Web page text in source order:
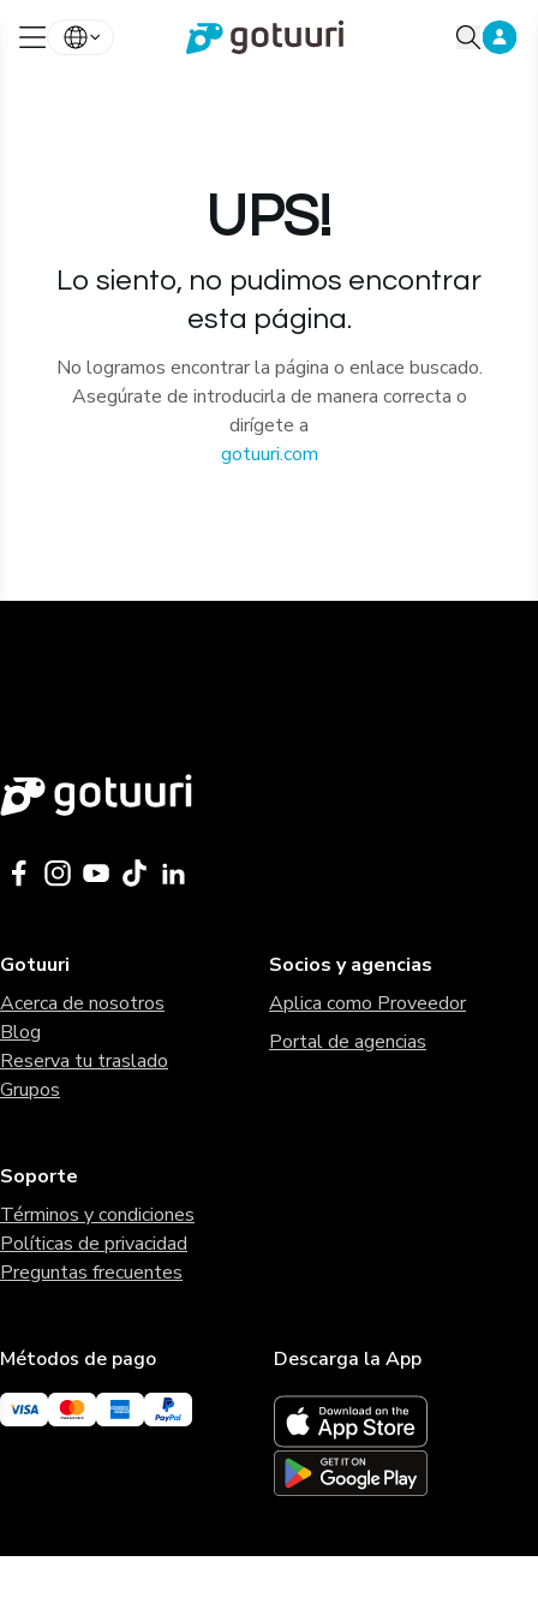
UPS!
Lo siento, no pudimos encontrar
esta página.
No logramos encontrar la página o enlace buscado.
Asegúrate de introducirla de manera correcta o
dirígete a
gotuuri.com
Gotuuri
Acerca de nosotros
Blog
Reserva tu traslado
Grupos
Socios y agencias
Aplica como Proveedor
Portal de agencias
Soporte
Términos y condiciones
Políticas de privacidad
Preguntas frecuentes
Métodos de pago Descarga la App